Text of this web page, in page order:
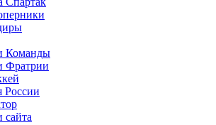
Команды
Фратрии
России
сайта